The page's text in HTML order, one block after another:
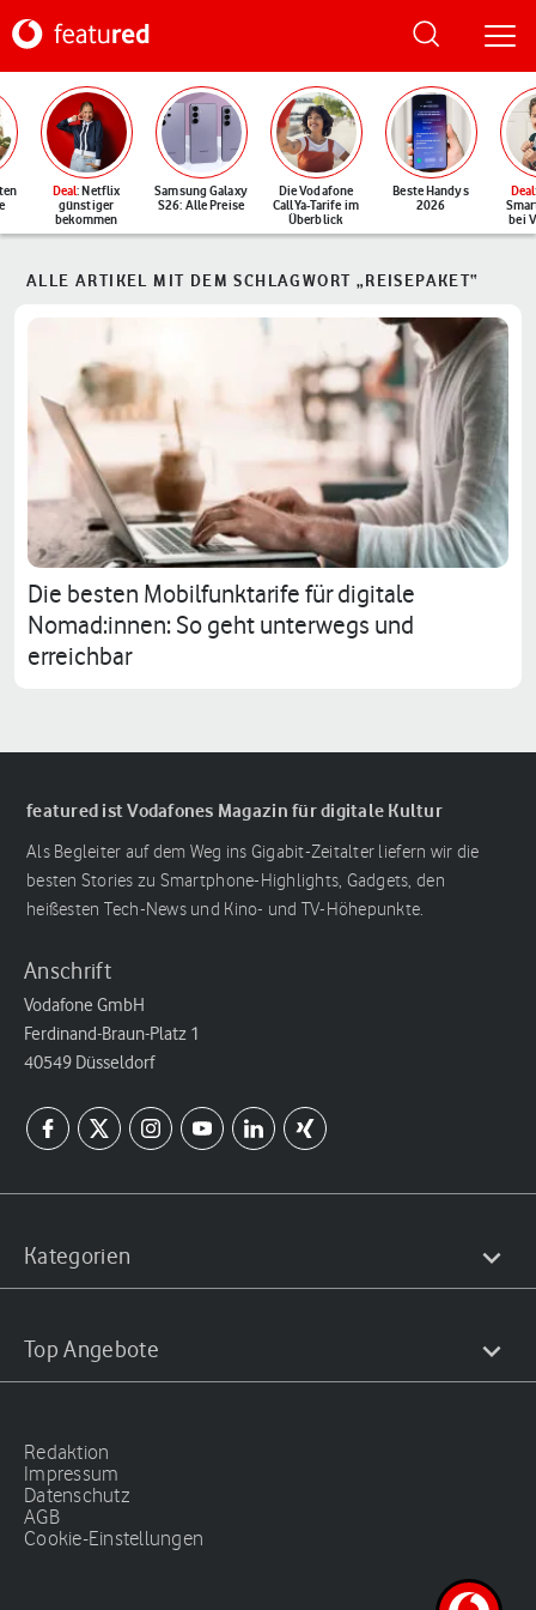
Deal: Netflix
günstiger
bekommen
Samsung Galaxy
S26: Alle Preise
Die Vodafone
CallYa-Tarife im
Überblick
Beste Handys
2026
Deal
bei
ALLE ARTIKEL MIT DEM SCHLAGWORT „REISEPAKET“
Die besten Mobilfunktarife für digitale
Nomad:innen: So geht unterwegs und
erreichbar
featured ist Vodafones Magazin für digitale Kultur
Als Begleiter auf dem Weg ins Gigabit-Zeitalter liefern wir die
besten Stories zu Smartphone-Highlights, Gadgets, den
heißesten Tech-News und Kino- und TV-Höhepunkte.
Anschrift
Vodafone GmbH
Ferdinand-Braun-Platz 1
40549 Düsseldorf
Kategorien
Top Angebote
Redaktion
Impressum
Datenschutz
AGB
Cookie-Einstellungen